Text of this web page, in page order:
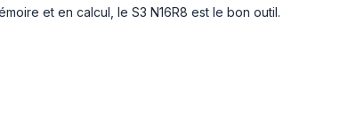
et en calcul, le S3 N16R8 est le bon outil.